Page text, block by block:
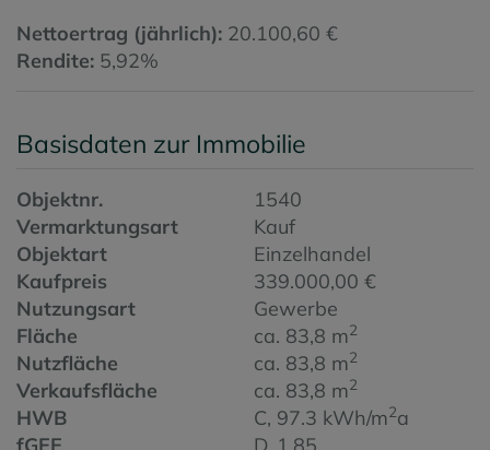
Nettoertrag (jährlich): 20.100,60 €
Rendite: 5,92%
Basisdaten zur Immobilie
Objektnr.
1540
Vermarktungsart
Kauf
Objektart
Einzelhandel
Kaufpreis
339.000,00 €
Nutzungsart
Gewerbe
Fläche
ca. 83,8 m2
Nutzfläche ca. 83,8 m2
Verkaufsfläche ca. 83,8 m2
HWB C, 97.3 kWh/m2a
fGEE
D, 1,85